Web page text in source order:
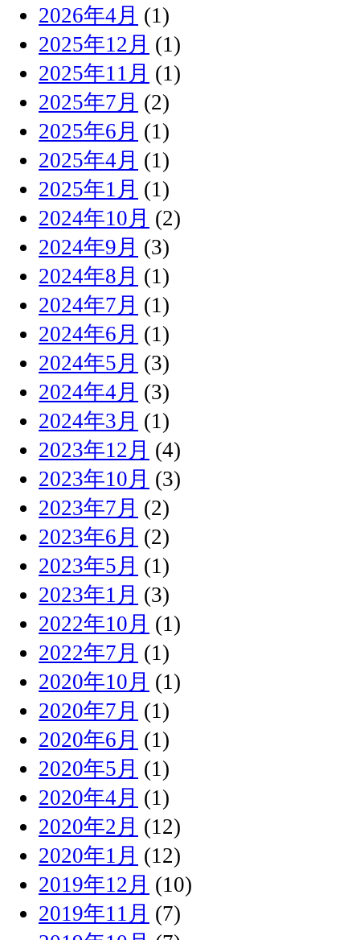
2026年4月 (1)
2025年12月 (1)
2025年11月 (1)
2025年7月 (2)
2025年6月 (1)
2025年4月 (1)
2025年1月 (1)
2024年10月 (2)
2024年9月 (3)
2024年8月 (1)
2024年7月 (1)
2024年6月 (1)
2024年5月 (3)
2024年4月 (3)
2024年3月 (1)
2023年12月 (4)
2023年10月 (3)
2023年7月 (2)
2023年6月 (2)
2023年5月 (1)
2023年1月 (3)
2022年10月 (1)
2022年7月 (1)
2020年10月 (1)
2020年7月 (1)
2020年6月 (1)
2020年5月 (1)
2020年4月 (1)
2020年2月 (12)
2020年1月 (12)
2019年12月 (10)
2019年11月 (7)